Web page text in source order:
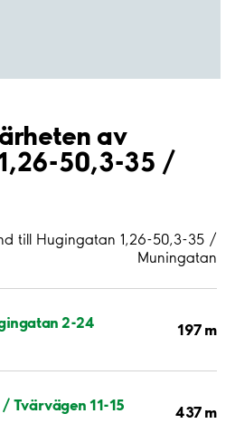
av
50,3-35 /
till Hugingatan 1,26-50,3-35 /
Muningatan
2-24 197 m
Tvärvägen 11-15 437 m